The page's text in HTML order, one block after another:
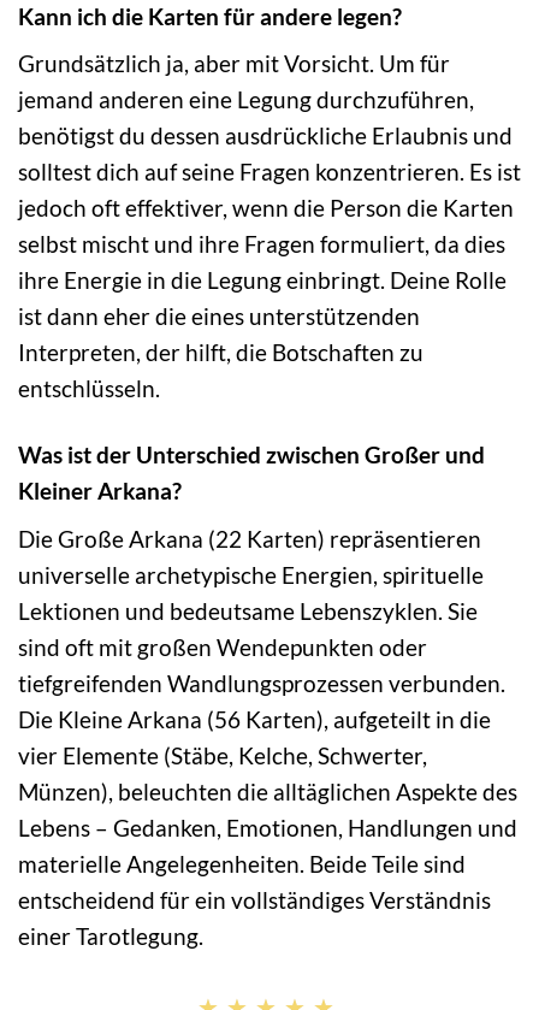
Kann ich die Karten für andere legen?
Grundsätzlich ja, aber mit Vorsicht. Um für
jemand anderen eine Legung durchzuführen,
benötigst du dessen ausdrückliche Erlaubnis und
solltest dich auf seine Fragen konzentrieren. Es ist
jedoch oft effektiver, wenn die Person die Karten
selbst mischt und ihre Fragen formuliert, da dies
ihre Energie in die Legung einbringt. Deine Rolle
ist dann eher die eines unterstützenden
Interpreten, der hilft, die Botschaften zu
entschlüsseln.
Was ist der Unterschied zwischen Großer und
Kleiner Arkana?
Die Große Arkana (22 Karten) repräsentieren
universelle archetypische Energien, spirituelle
Lektionen und bedeutsame Lebenszyklen. Sie
sind oft mit großen Wendepunkten oder
tiefgreifenden Wandlungsprozessen verbunden.
Die Kleine Arkana (56 Karten), aufgeteilt in die
vier Elemente (Stäbe, Kelche, Schwerter,
Münzen), beleuchten die alltäglichen Aspekte des
Lebens – Gedanken, Emotionen, Handlungen und
materielle Angelegenheiten. Beide Teile sind
entscheidend für ein vollständiges Verständnis
einer Tarotlegung.